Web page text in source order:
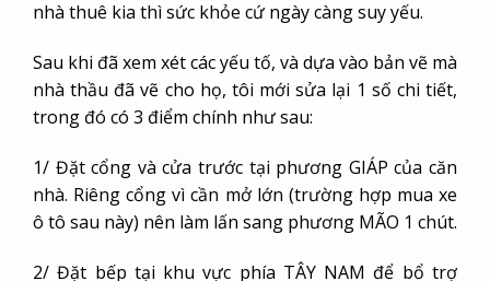
nhà thuê kia thì sức khỏe cứ ngày càng suy yếu.
Sau khi đã xem xét các yếu tố, và dựa vào bản vẽ mà
nhà thầu đã vẽ cho họ, tôi mới sửa lại 1 số chi tiết,
trong đó có 3 điểm chính như sau:
1/ Đặt cổng và cửa trước tại phương GIÁP của căn
nhà. Riêng cổng vì cần mở lớn (trường hợp mua xe
ô tô sau này) nên làm lấn sang phương MÃO 1 chút.
2/ Đặt bếp tại khu vực phía TÂY NAM để bổ trợ